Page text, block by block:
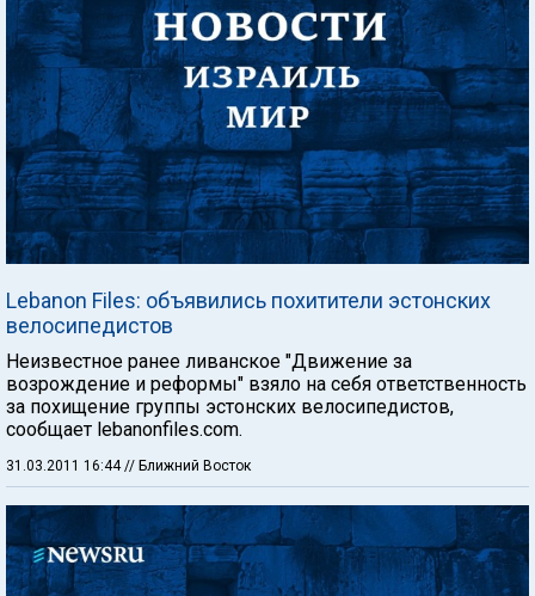
Lebanon Files: объявились похитители эстонских
велосипедистов
Неизвестное ранее ливанское "Движение за
возрождение и реформы" взяло на себя ответственность
за похищение группы эстонских велосипедистов,
сообщает lebanonfiles.com.
31.03.2011 16:44// Ближний Восток